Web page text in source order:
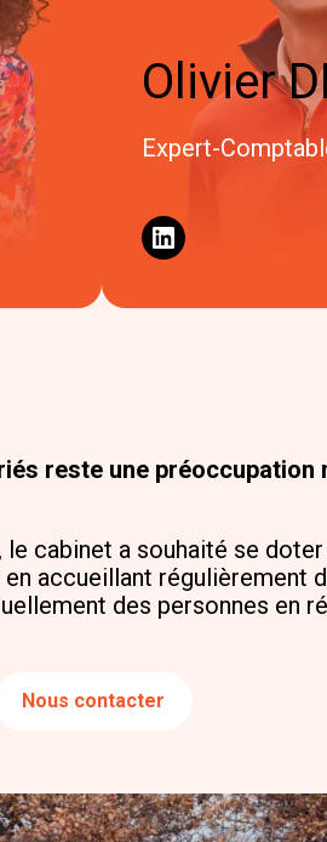
Olivier
Expert-
LinkedIn
reste une préoccupation
cabinet a souhaité se doter
accueillant régulièrement
des personnes en
Nous contacter